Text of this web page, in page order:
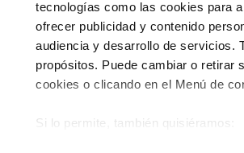
tecnologías como las cookies para
ofrecer publicidad y contenido
audiencia y desarrollo de servicios.
propósitos. Puede cambiar o retirar
cookies o clicando en el Menú de
Si lo permite, también quisiéramos: